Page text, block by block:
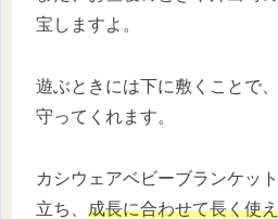
宝しますよ。
遊ぶときには下に敷くことで
守ってくれます。
カシウェアベビーブランケッ
立ち、 成長に合わせて長く使